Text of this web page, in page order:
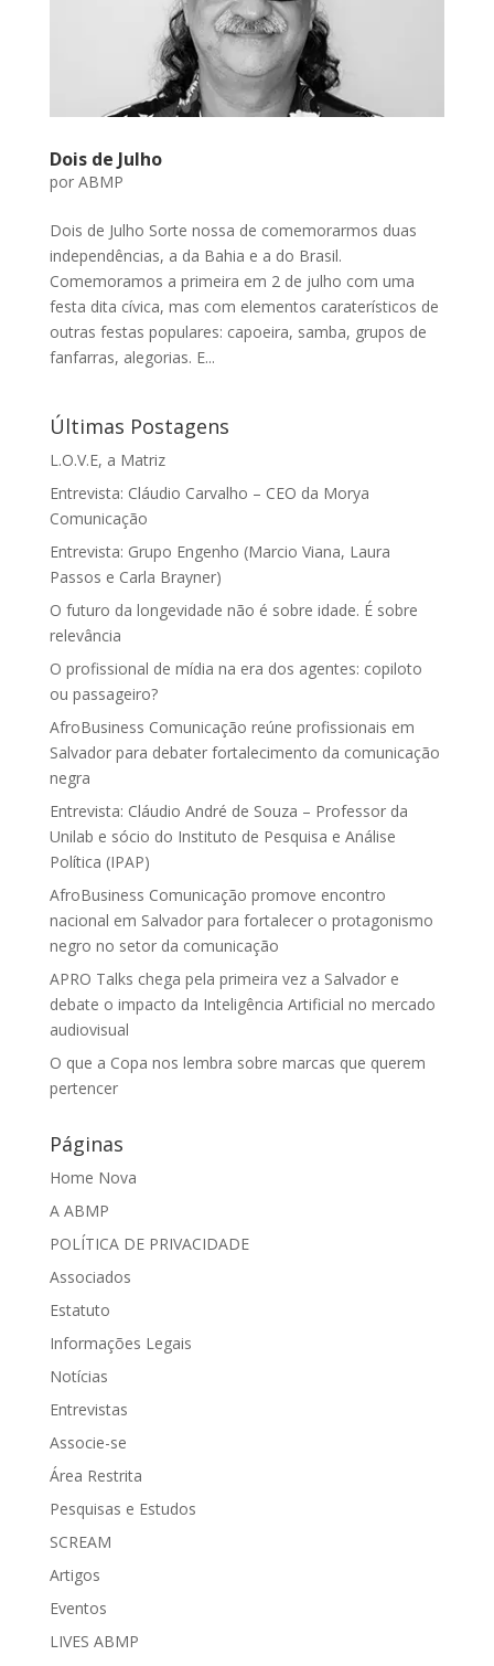
Dois de Julho
por ABMP
Dois de Julho Sorte nossa de comemorarmos duas
independências, a da Bahia e a do Brasil.
Comemoramos a primeira em 2 de julho com uma
festa dita cívica, mas com elementos caraterísticos de
outras festas populares: capoeira, samba, grupos de
fanfarras, alegorias. E...
Últimas Postagens
L.O.V.E, a Matriz
Entrevista: Cláudio Carvalho – CEO da Morya
Comunicação
Entrevista: Grupo Engenho (Marcio Viana, Laura
Passos e Carla Brayner)
O futuro da longevidade não é sobre idade. É sobre
relevância
O profissional de mídia na era dos agentes: copiloto
ou passageiro?
AfroBusiness Comunicação reúne profissionais em
Salvador para debater fortalecimento da comunicação
negra
Entrevista: Cláudio André de Souza – Professor da
Unilab e sócio do Instituto de Pesquisa e Análise
Política (IPAP)
AfroBusiness Comunicação promove encontro
nacional em Salvador para fortalecer o protagonismo
negro no setor da comunicação
APRO Talks chega pela primeira vez a Salvador e
debate o impacto da Inteligência Artificial no mercado
audiovisual
O que a Copa nos lembra sobre marcas que querem
pertencer
Páginas
Home Nova
A ABMP
POLÍTICA DE PRIVACIDADE
Associados
Estatuto
Informações Legais
Notícias
Entrevistas
Associe-se
Área Restrita
Pesquisas e Estudos
SCREAM
Artigos
Eventos
LIVES ABMP